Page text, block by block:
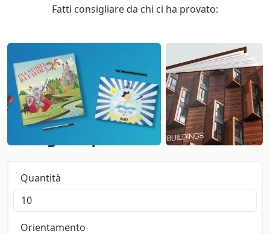
Fatti consigliare da chi ci ha provato:
Configura qui:
Quantità
Orientamento